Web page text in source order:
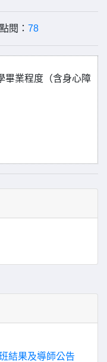
閱： 78
畢業程度（含身心障
結果及導師公告